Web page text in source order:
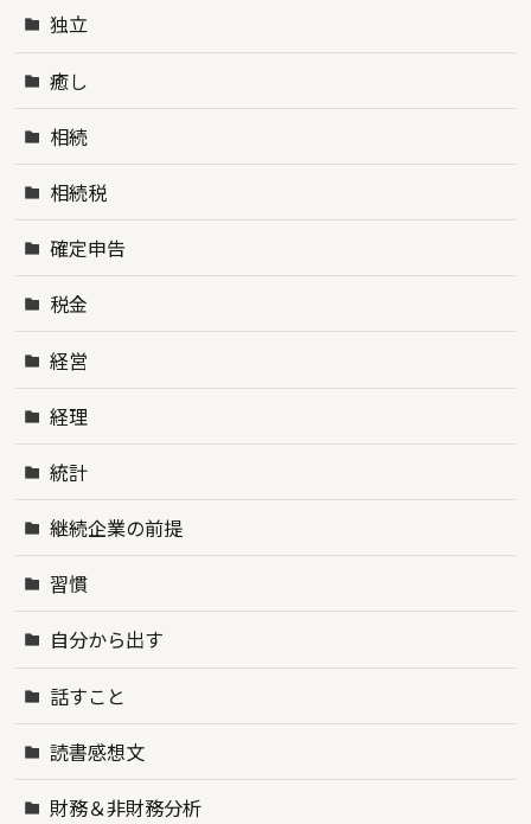
独立
癒し
相続
相続税
確定申告
税金
経営
経理
統計
継続企業の前提
習慣
自分から出す
話すこと
読書感想文
財務＆非財務分析